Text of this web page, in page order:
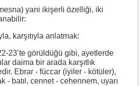
yani ikişerli özelliği, iki
karşıtıyla anlatmak:
23’te görüldüğü gibi, ayetlerde
daima bir arada karşıtlık
Ebrar - füccar (iyiler - kötüler),
- batıl, cennet - cehennem, uyarı